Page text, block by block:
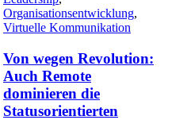
Organisationsentwicklung,
Virtuelle Kommunikation
Von wegen Revolution:
Auch Remote
dominieren die
Statusorientierten